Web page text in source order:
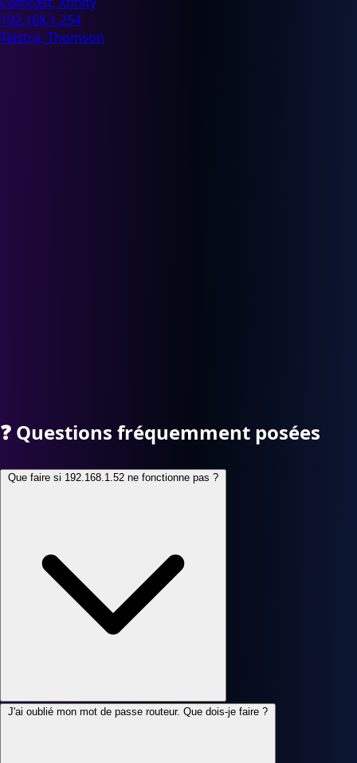
192.168.1.254
Telstra, Thomson
❓ Questions fréquemment posées
Que faire si 192.168.1.52 ne fonctionne pas ?
J'ai oublié mon mot de passe routeur. Que dois-je faire ?